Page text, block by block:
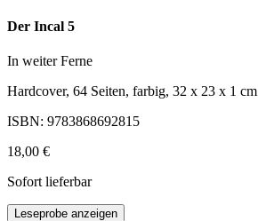
Der Incal 5
In weiter Ferne
Hardcover, 64 Seiten, farbig, 32 x 23 x 1 cm
ISBN: 9783868692815
18,00 €
Sofort lieferbar
Leseprobe anzeigen